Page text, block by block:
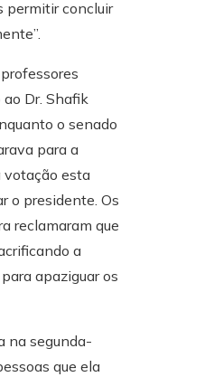
permitir concluir
Dr. Shafik
o senado
para a
votação esta
o presidente. Os
reclamaram que
a
apaziguar os
na segunda-
que ela